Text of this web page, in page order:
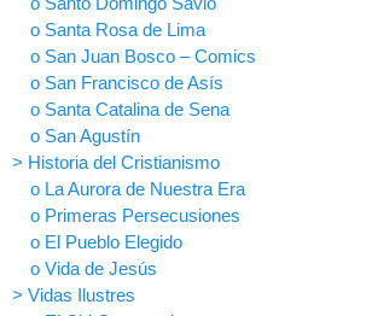
o Santa Rosa de Lima
o San Juan Bosco – Comics
o San Francisco de Asís
o Santa Catalina de Sena
o San Agustín
> Historia del Cristianismo
o La Aurora de Nuestra Era
o Primeras Persecusiones
o El Pueblo Elegido
o Vida de Jesús
> Vidas Ilustres